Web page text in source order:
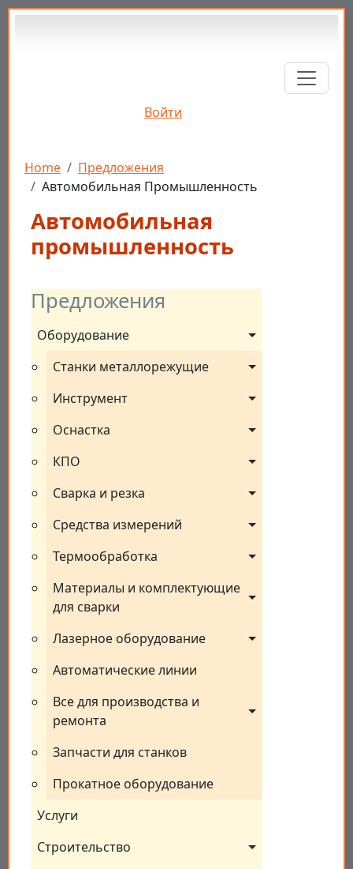
Перейти к основному содержанию
Войти
Строка навигации
Home
Предложения
Автомобильная Промышленность
Предложения
Оборудование
Станки металлорежущие
Инструмент
Оснастка
КПО
Сварка и резка
Средства измерений
Термообработка
Материалы и комплектующие
для сварки
Лазерное оборудование
Автоматические линии
Все для производства и
ремонта
Запчасти для станков
Прокатное оборудование
Услуги
Строительство
Автомобильная
промышленность